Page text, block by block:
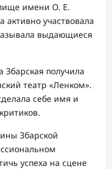
имени О. Е.
участвовала
выдающиеся
получила
театр «Ленком».
себе имя и
Збарской
успеха на сцене